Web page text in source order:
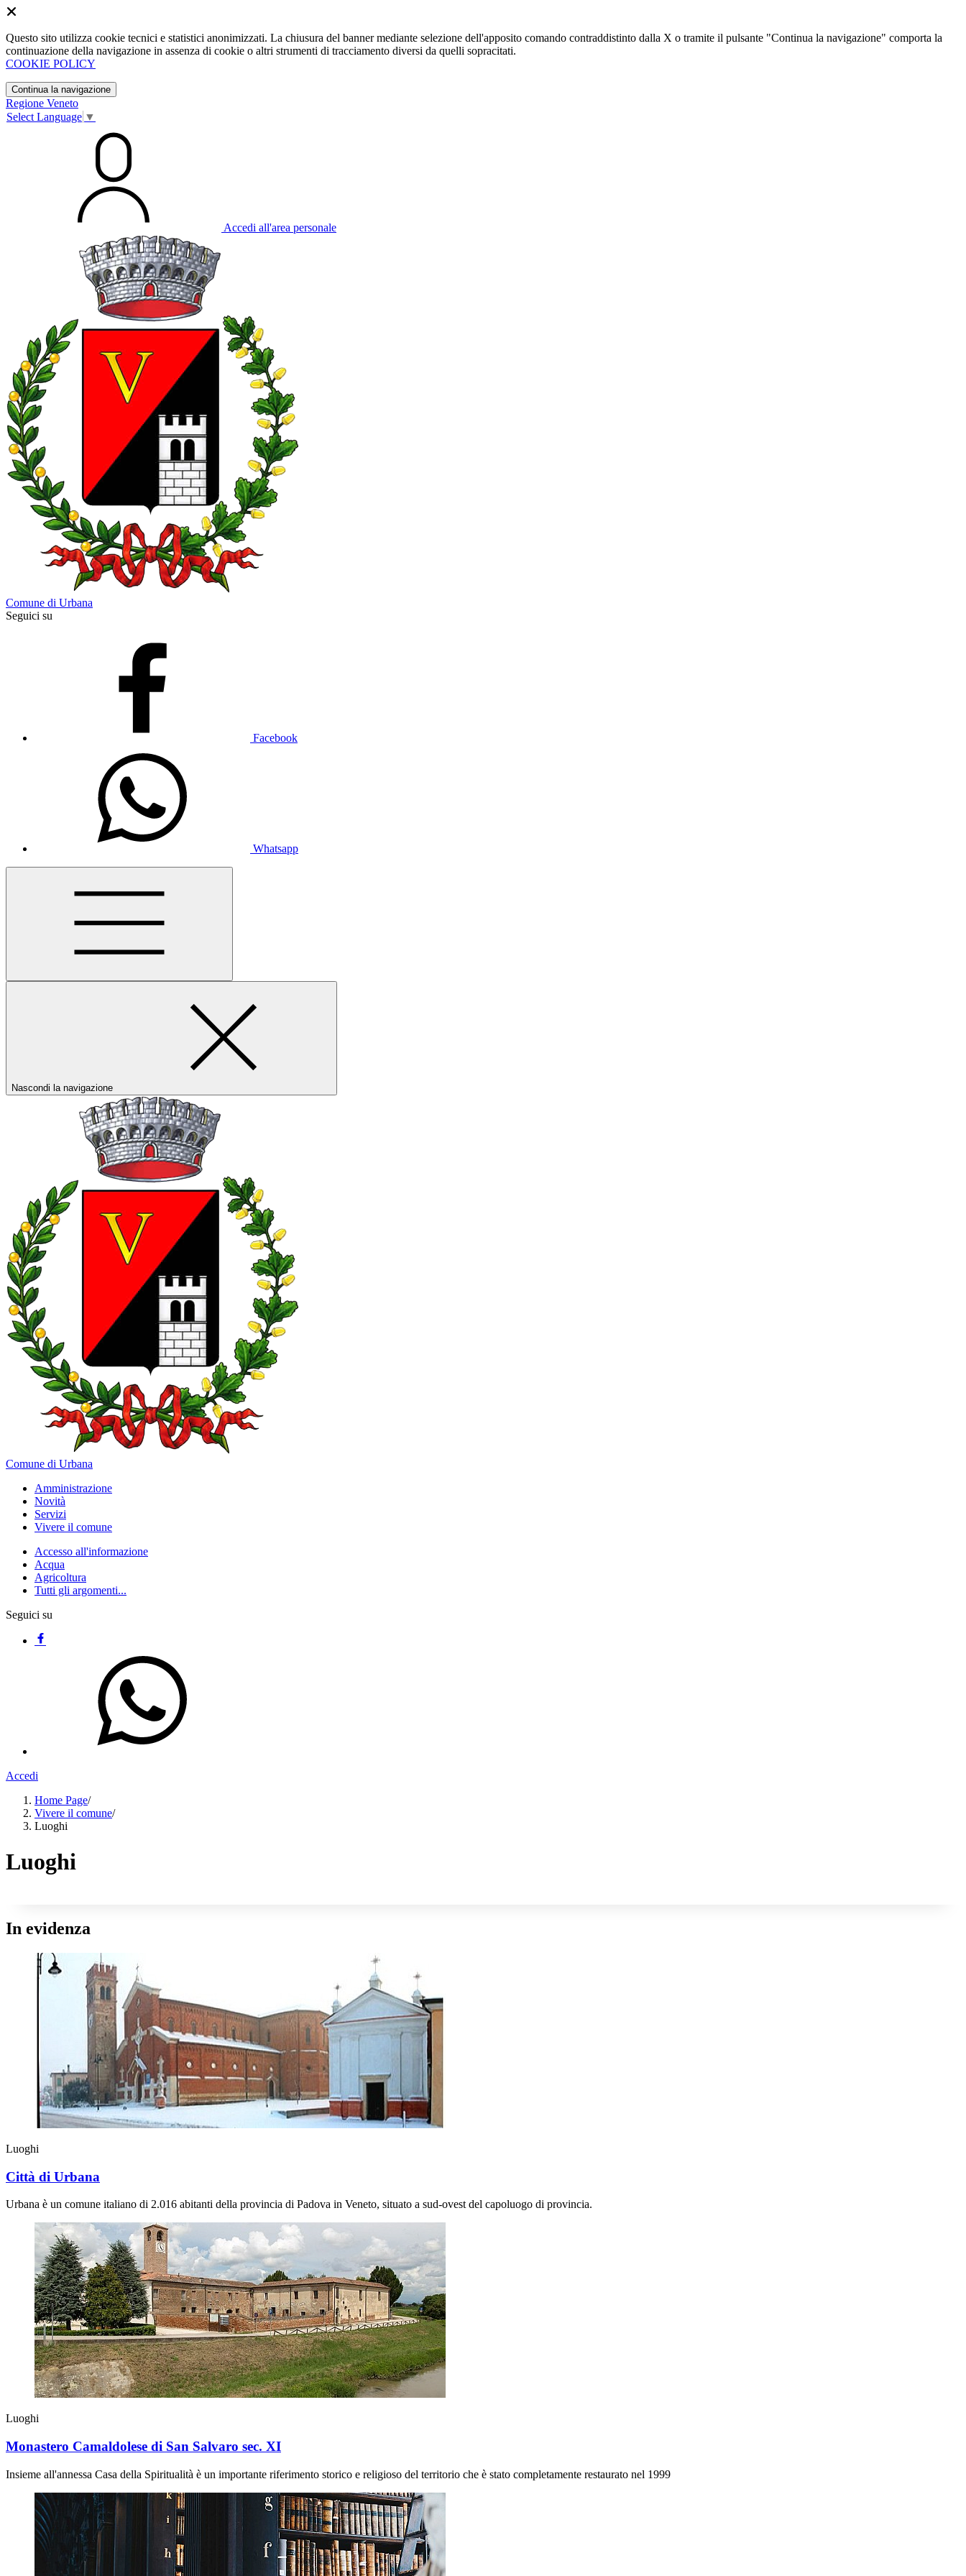
Questo sito utilizza cookie tecnici e statistici anonimizzati. La chiusura del banner mediante selezione dell'apposito comando contraddistinto dalla X o tramite il pulsante "Continua la navigazione" comporta la
continuazione della navigazione in assenza di cookie o altri strumenti di tracciamento diversi da quelli sopracitati.
COOKIE POLICY
Continua la navigazione
Regione Veneto
Select Language ▼
Accedi all'area personale
Comune di Urbana
Seguici su
Facebook
Whatsapp
Nascondi la navigazione
Comune di Urbana
Amministrazione
Novità
Servizi
Vivere il comune
Accesso all'informazione
Acqua
Agricoltura
Tutti gli argomenti...
Seguici su
Accedi
Home Page/
Vivere il comune/
Luoghi
Luoghi
In evidenza
Luoghi
Città di Urbana
Urbana è un comune italiano di 2.016 abitanti della provincia di Padova in Veneto, situato a sud-ovest del capoluogo di provincia.
Luoghi
Monastero Camaldolese di San Salvaro sec. XI
Insieme all'annessa Casa della Spiritualità è un importante riferimento storico e religioso del territorio che è stato completamente restaurato nel 1999